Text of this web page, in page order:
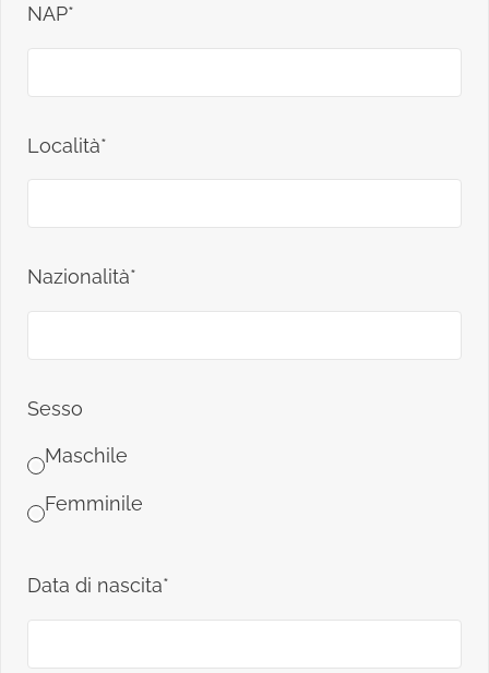
NAP*
Località*
Nazionalità*
Sesso
Maschile
Femminile
Data di nascita*